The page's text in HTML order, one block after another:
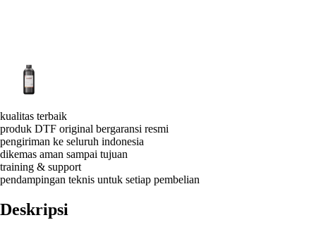
kualitas terbaik
produk DTF original bergaransi resmi
pengiriman ke seluruh indonesia
dikemas aman sampai tujuan
training & support
pendampingan teknis untuk setiap pembelian
Deskripsi